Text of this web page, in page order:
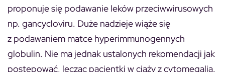
proponuje się podawanie leków przeciwwirusowych
np. gancycloviru. Duże nadzieje wiąże się
z podawaniem matce hyperimmunogennych
globulin. Nie ma jednak ustalonych rekomendacji jak
postępować, lecząc pacjentki w ciąży z cytomegalią.